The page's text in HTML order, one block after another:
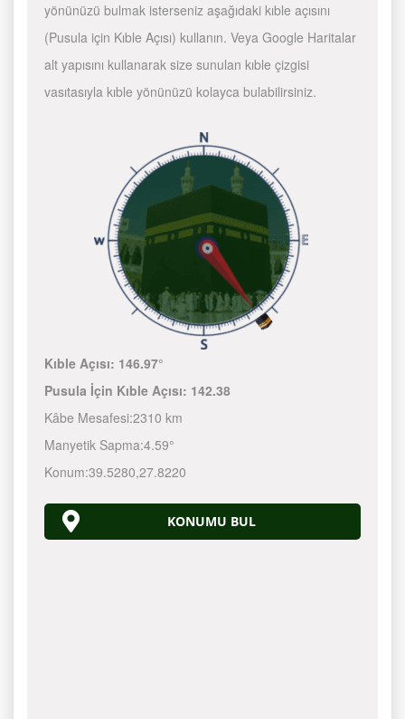
yönünüzü bulmak isterseniz aşağıdaki kıble açısını
(Pusula için Kıble Açısı) kullanın. Veya Google Haritalar
alt yapısını kullanarak size sunulan kıble çizgisi
vasıtasıyla kıble yönünüzü kolayca bulabilirsiniz.
Kıble Açısı: 146.97°
Pusula İçin Kıble Açısı: 142.38
Kâbe Mesafesi:2310 km
Manyetik Sapma:4.59°
Konum:39.5280,27.8220
KONUMU BUL